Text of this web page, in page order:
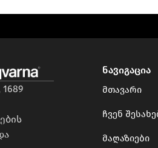
ნავიგაცია
მთავარი
ჩვენ
მაღაზიები